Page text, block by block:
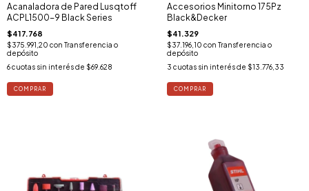
Acanaladora de Pared Lusqtoff
ACPL1500-9 Black Series
$417.768
$375.991,20 con Transferencia o
depósito
6cuotas sin interés de $69.628
Accesorios Minitorno 175Pz
Black&Decker
$41.329
$37.196,10 con Transferencia o
depósito
3 cuotas sin interés de $13.776,33